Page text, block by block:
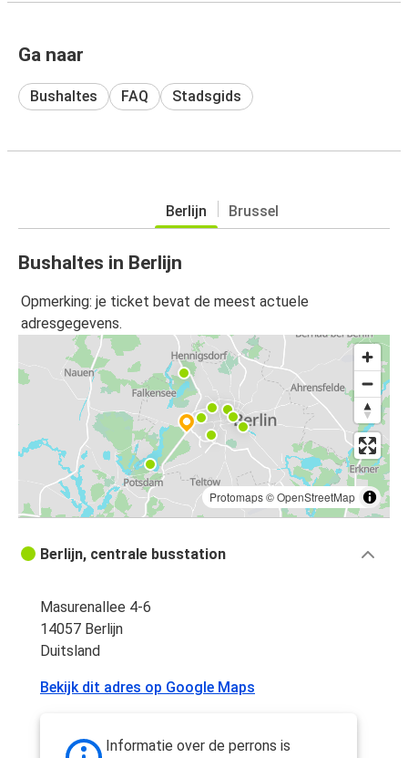
Ga naar
Bushaltes FAQ Stadsgids
Berlijn Brussel
Bushaltes in Berlijn
Opmerking: je ticket bevat de meest actuele
adresgegevens.
Protomaps©OpenStreetMap
Berlijn, centrale busstation
Masurenallee 4-6
14057 Berlijn
Duitsland
Bekijk dit adres op Google Maps
Informatie over de perrons is